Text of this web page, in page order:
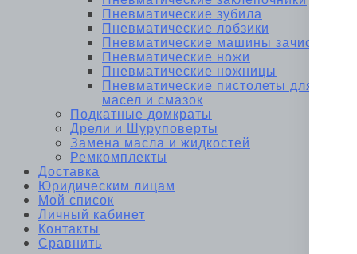
Пневматические зубила
Пневматические лобзики
Пневматические машины зачистные
Пневматические ножи
Пневматические ножницы
Пневматические пистолеты для
масел и смазок
Подкатные домкраты
Дрели и Шуруповерты
Замена масла и жидкостей
Ремкомплекты
Доставка
Юридическим лицам
Мой список
Личный кабинет
Контакты
Сравнить